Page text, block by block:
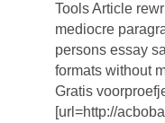
Tools Article
mediocre
persons essay
formats without
Gratis
[url=http://